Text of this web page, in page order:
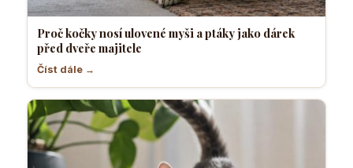
Proč kočky nosí ulovené myši a ptáky jako dárek
před dveře majitele
Číst dále →